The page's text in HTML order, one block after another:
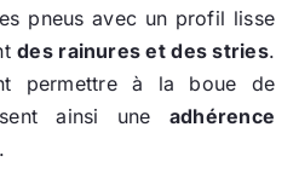
pneus avec un profil lisse
des rainures et des stries.
permettre à la boue de
ainsi une adhérence
.